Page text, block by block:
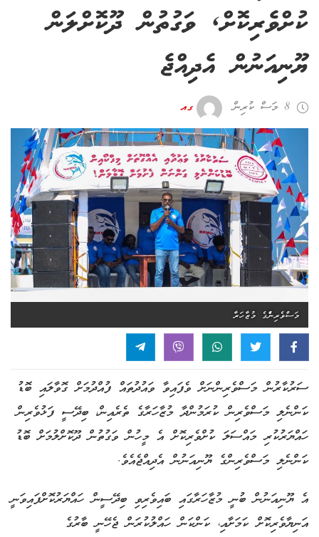
ކުށްވެރިކޮށް, ވަގުތުން ދޫކޮށްލަން
ޔޫނިއަނުން އެދިއްޖެ
8 މަސް ކުރިން ގއ
މަސްވެރިންެގެ މުޒާހަރާ
ސަރުކާރުން މަސްވެރިންނަށް ވެފައިވާ ވައުދުތައް ފުއްދުމަށް ގޮވާލައި ބޮޑު
ކަންނެލި މަސްވެރިން ކުރަމުންދާ މުޒާހަރާގެ ތެރެއިން، ބިދޭސީ ފަޅުވެރިން
ހައްޔަރުކުރި މައްސަލަ ކުށްވެރިކޮށް އެ މީހުން ވަގުތުން ދޫކޮށްލުމަށް ބޮޑު
ކަންނެލި މަސްވެރިންގެ ޔޫނިއަނުން އެދިއްޖެއެވެ.
އެ ޔޫނިއަނުން ބުނީ މުޒާހަރާގައި ބައިވެރިވި ބިދޭސީން ހައްޔަރުކޮށްފައިވަނީ
އަނިޔާވެރިކޮށް ކަމަށާއި، ކަންކަން ހައްލުކުރަން ޖެހޭނީ ބާރުގެ